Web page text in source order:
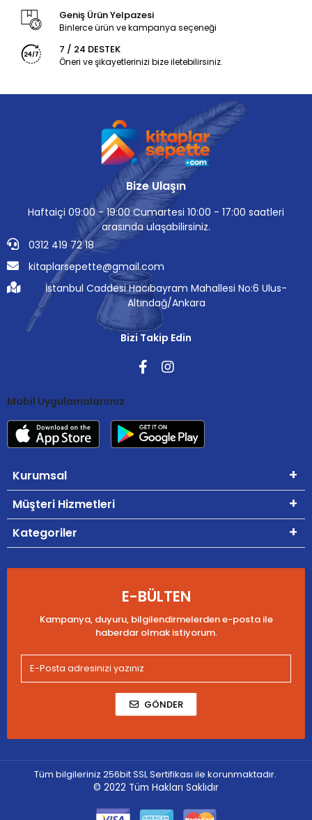
Geniş Ürün Yelpazesi
Binlerce ürün ve kampanya seçeneği
7 / 24 DESTEK
Öneri ve şikayetlerinizi bize iletebilirsiniz.
Bize Ulaşın
Haftaiçi 09:00 - 19:00 Cumartesi 10:00 - 17:00 saatleri
arasında ulaşabilirsiniz.
0312 419 72 18
kitaplarsepette@gmail.com
İstanbul Caddesi Hacıbayram Mahallesi No:6 Ulus-
Altındağ/Ankara
Bizi Takip Edin
Mobil Uygulamalarımız
Kurumsal
Müşteri Hizmetleri
Kategoriler
E-BÜLTEN
Kampanya, duyuru, bilgilendirmelerden e-posta ile
haberdar olmak istiyorum.
GÖNDER
Tüm bilgileriniz 256bit SSL Sertifikası ile korunmaktadır.
© 2022 Tüm Hakları Saklıdır